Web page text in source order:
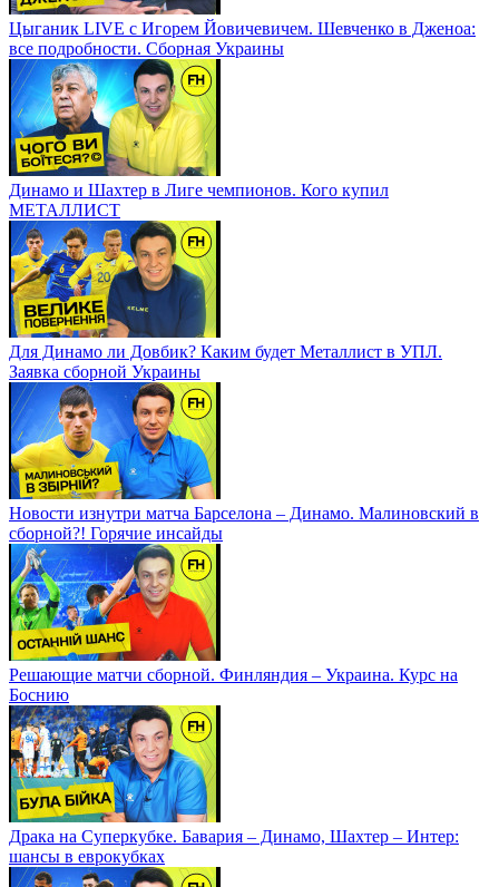
Цыганик LIVE с Игорем Йовичевичем. Шевченко в Дженоа:
все подробности. Сборная Украины
Динамо и Шахтер в Лиге чемпионов. Кого купил
МЕТАЛЛИСТ
Для Динамо ли Довбик? Каким будет Металлист в УПЛ.
Заявка сборной Украины
Новости изнутри матча Барселона – Динамо. Малиновский в
сборной?! Горячие инсайды
Решающие матчи сборной. Финляндия – Украина. Курс на
Боснию
Драка на Суперкубке. Бавария – Динамо, Шахтер – Интер:
шансы в еврокубках